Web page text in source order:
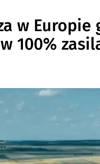
w
100%